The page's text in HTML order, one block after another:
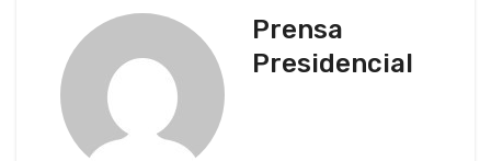
Prensa
Presidencial